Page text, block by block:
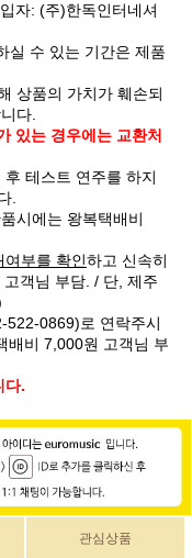
자: (주)한독인터네셔
실 수 있는 기간은 제품
상품의 가치가 훼손되
다.
있는 경우에는 교환처
테스트 연주를 하지
.
시에는 왕복택배비
부를 확인하고 신속히
객님 부담. / 단, 제주
522-0869)로 연락주시
배비 7,000원 고객님 부
다.
관심상품